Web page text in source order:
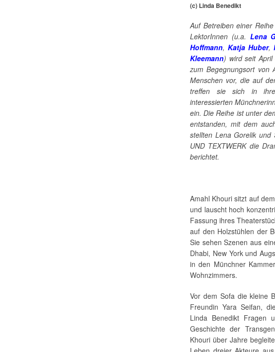
(c) Linda Benedikt
Auf Betreiben einer
LektorInnen (u.a. Lena
Hoffmann, Katja Huber,
Kleemann) wird seit April
zum Begegnungsort von
Menschen vor, die auf
treffen sie sich in
interessierten
ein. Die Reihe ist unter
entstanden, mit dem
stellten Lena Gorelik und
UND TEXTWERK die
berichtet.
Amahl Khouri sitzt auf
und lauscht hoch
Fassung ihres
auf den Holzstühlen der
Sie sehen Szenen aus
Dhabi, New York und
in den Münchner
Wohnzimmers.
Vor dem Sofa die kleine
Freundin Yara Seifan,
Linda Benedikt Fragen
Geschichte der
Khouri über Jahre